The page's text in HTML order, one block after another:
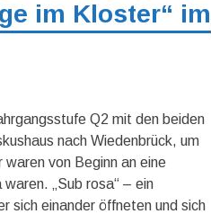
im Kloster“ im
Q2 mit den beiden
nach Wiedenbrück, um
waren von Beginn an eine
„Sub rosa“ – ein
sich einander öffneten und sich